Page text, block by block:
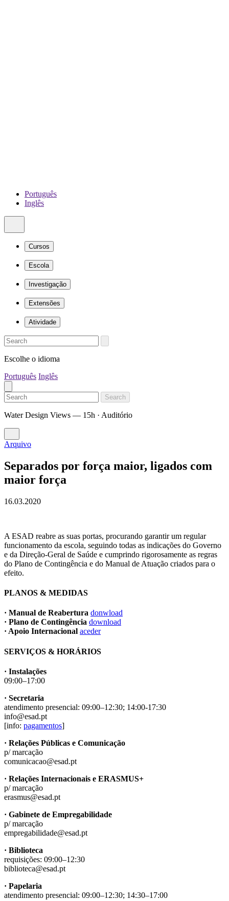
Português
Inglês
Cursos
Escola
Investigação
Extensões
Atividade
Escolhe o idioma
Português Inglês
Search
Water Design Views — 15h · Auditório
Arquivo
Separados por força maior, ligados com
maior força
16.03.2020
A ESAD reabre as suas portas, procurando garantir um regular
funcionamento da escola, seguindo todas as indicações do Governo
e da Direção-Geral de Saúde e cumprindo rigorosamente as regras
do Plano de Contingência e do Manual de Atuação criados para o
efeito.
PLANOS & MEDIDAS
· Manual de Reabertura donwload
· Plano de Contingência download
· Apoio Internacional aceder
SERVIÇOS & HORÁRIOS
· Instalações
09:00–17:00
· Secretaria
atendimento presencial: 09:00–12:30; 14:00-17:30
info@esad.pt
[info: pagamentos]
· Relações Públicas e Comunicação
p/ marcação
comunicacao@esad.pt
· Relações Internacionais e ERASMUS+
p/ marcação
erasmus@esad.pt
· Gabinete de Empregabilidade
p/ marcação
empregabilidade@esad.pt
· Biblioteca
requisições: 09:00–12:30
biblioteca@esad.pt
· Papelaria
atendimento presencial: 09:00–12:30; 14:30–17:00